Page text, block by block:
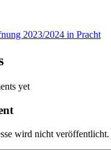
2023/2024 in Pracht
yet
wird nicht veröffentlicht.